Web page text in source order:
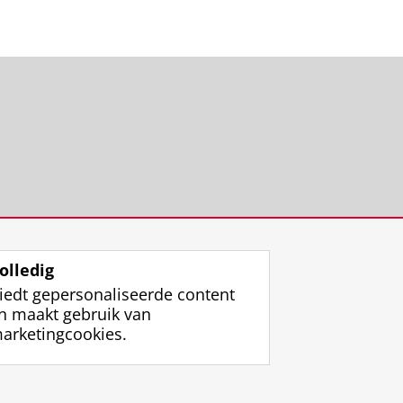
gepersonaliseerde content
maakt gebruik van